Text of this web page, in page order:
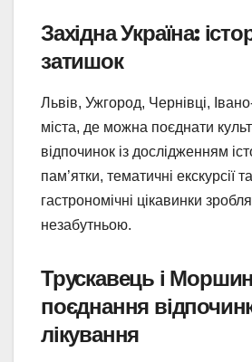
Західна Україна:
затишок
Львів, Ужгород, Чернівці,
міста, де можна поєднати
відпочинок із дослідженням
пам’ятки, тематичні екскурсії
гастрономічні цікавинки
незабутньою.
Трускавець і
поєднання
лікування